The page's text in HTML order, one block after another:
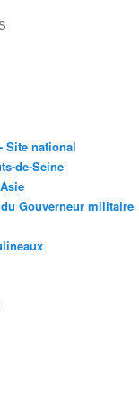
Site national
de-Seine
Gouverneur militaire